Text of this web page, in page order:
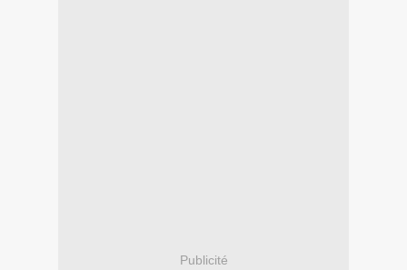
Publicité